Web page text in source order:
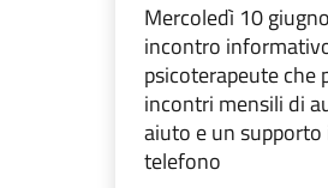
Mercoledì 10
incontro
psicoterapeute che
incontri mensili di
aiuto e un
telefono